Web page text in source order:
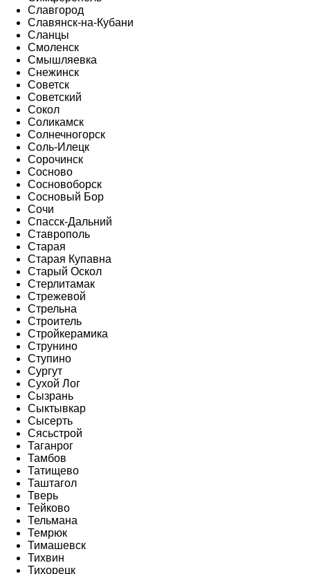
Славгород
Славянск-на-Кубани
Сланцы
Смоленск
Смышляевка
Снежинск
Советск
Советский
Сокол
Соликамск
Солнечногорск
Соль-Илецк
Сорочинск
Сосново
Сосновоборск
Сосновый Бор
Сочи
Спасск-Дальний
Ставрополь
Старая
Старая Купавна
Старый Оскол
Стерлитамак
Стрежевой
Стрельна
Строитель
Стройкерамика
Струнино
Ступино
Сургут
Сухой Лог
Сызрань
Сыктывкар
Сысерть
Сясьстрой
Таганрог
Тамбов
Татищево
Таштагол
Тверь
Тейково
Тельмана
Темрюк
Тимашевск
Тихвин
Тихорецк